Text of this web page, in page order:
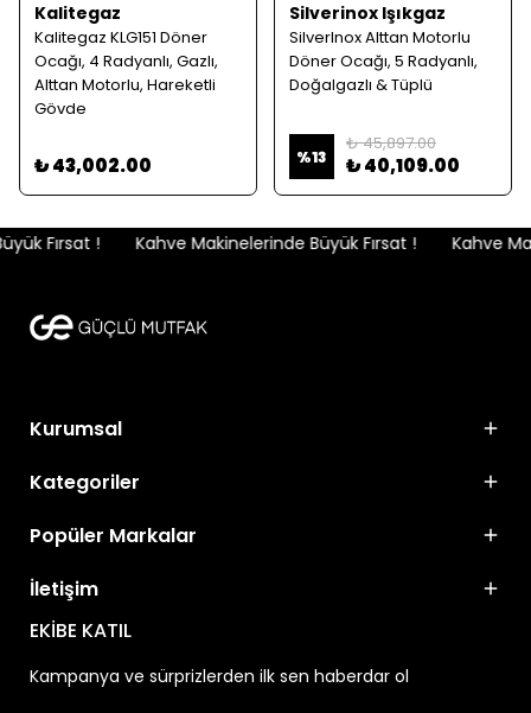
Kalitegaz
Kalitegaz KLG151 Döner
Ocağı, 4 Radyanlı, Gazlı,
Alttan Motorlu, Hareketli
Gövde
₺ 43,002.00
Silverinox Işıkgaz
SilverInox Alttan Motorlu
Döner Ocağı, 5 Radyanlı,
Doğalgazlı & Tüplü
%13
₺ 45,897.00
₺ 40,109.00
Fırsat ! Kahve Makinelerinde Büyük Fırsat ! Kahve
Kurumsal
Kategoriler
Popüler Markalar
İletişim
EKİBE KATIL
Kampanya ve sürprizlerden ilk sen haberdar ol